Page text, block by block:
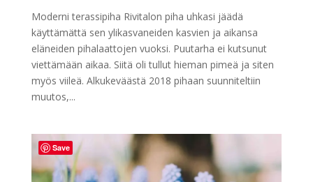
Moderni terassipiha Rivitalon piha uhkasi jäädä
käyttämättä sen ylikasvaneiden kasvien ja aikansa
eläneiden pihalaattojen vuoksi. Puutarha ei kutsunut
viettämään aikaa. Siitä oli tullut hieman pimeä ja siten
myös viileä. Alkukeväästä 2018 pihaan suunniteltiin
muutos,...
Save